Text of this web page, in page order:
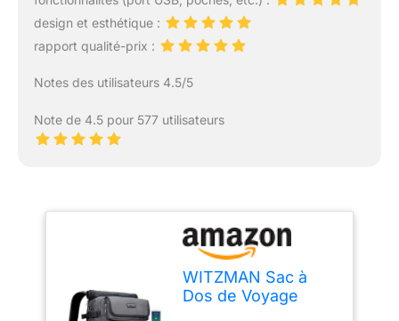
design et esthétique :
rapport qualité-prix :
Notes des utilisateurs 4.5/5
Note de 4.5 pour 577 utilisateurs
WITZMAN Sac à
Dos de Voyage